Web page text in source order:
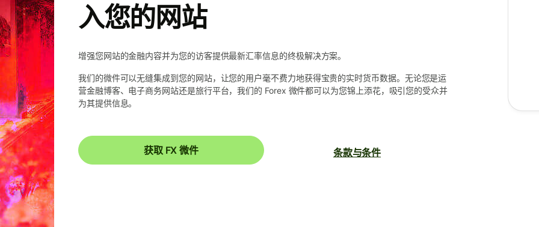
入您的网站
增强您网站的金融内容并为您的访客提供最新汇率信息的终极解决方案。
我们的微件可以无缝集成到您的网站，让您的用户毫不费力地获得宝贵的实时货币数据。无论您是运
营金融博客、电子商务网站还是旅行平台，我们的 Forex 微件都可以为您锦上添花，吸引您的受众并
为其提供信息。
获取 FX 微件 条款与条件